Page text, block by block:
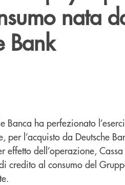
nata
Bank
Banca ha perfezionato
l’acquisto da Deutsche
effetto dell’operazione,
credito al consumo del